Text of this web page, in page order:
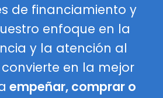
de financiamiento y
enfoque en la
y la atención al
en la mejor
empeñar, comprar o